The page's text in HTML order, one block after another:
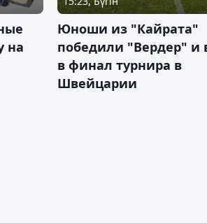
на
Юноши из "Кайрата"
победили "Вердер"
в финал турнира в
Швейцарии